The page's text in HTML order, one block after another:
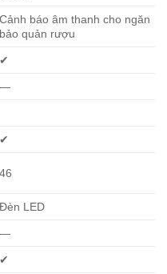
Cảnh báo âm thanh cho ngăn
bảo quản rượu
✔
—
✔
46
Đèn LED
—
✔